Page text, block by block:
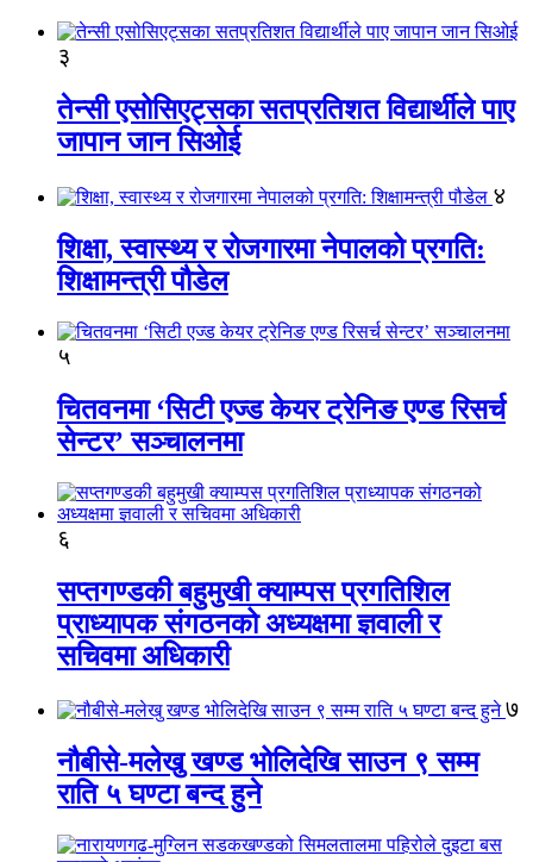
३
तेन्सी एसोसिएट्सका सतप्रतिशत विद्यार्थीले पाए
जापान जान सिओई
४
शिक्षा, स्वास्थ्य र रोजगारमा नेपालको प्रगति:
शिक्षामन्त्री पौडेल
५
चितवनमा ‘सिटी एज्ड केयर ट्रेनिङ एण्ड रिसर्च
सेन्टर’ सञ्चालनमा
६
सप्तगण्डकी बहुमुखी क्याम्पस प्रगतिशिल
प्राध्यापक संगठनको अध्यक्षमा ज्ञवाली र
सचिवमा अधिकारी
७
नौबीसे-मलेखु खण्ड भोलिदेखि साउन ९ सम्म
राति ५ घण्टा बन्द हुने